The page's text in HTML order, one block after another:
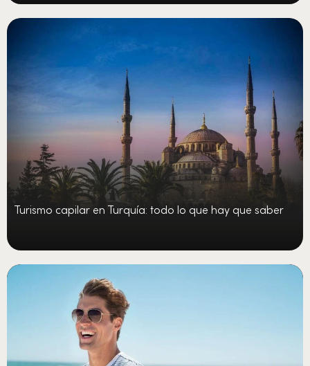
Turismo capilar en Turquía: todo lo que hay que saber